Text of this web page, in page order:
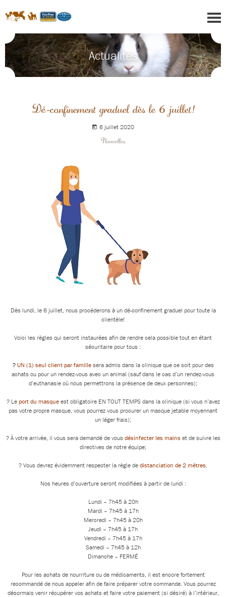
Actualités
Dé-confinement graduel dès le 6 juillet!
6 juillet 2020
Nouvelles
Dès lundi, le 6 juillet, nous procéderons à un dé-confinement graduel pour toute la
clientèle!
Voici les règles qui seront instaurées afin de rendre cela possible tout en étant
sécuritaire pour tous :
? UN (1) seul client par famillesera admis dans la clinique que ce soit pour des
achats ou pour un rendez-vous avec un animal (sauf dans le cas d’un rendez-vous
d’euthanasie où nous permettrons la présence de deux personnes);
?Le port du masqueest obligatoire EN TOUT TEMPS dans la clinique (si vous n’avez
pas votre propre masque, vous pourrez vous procurer un masque jetable moyennant
un léger frais);
?À votre arrivée, il vous sera demandé de vous désinfecter les mainset de suivre les
directives de notre équipe;
? Vous devrez évidemment respecter la règle de distanciation de 2 mètres
Nos heures d’ouverture seront modifiées à partir de lundi :
Lundi – 7h45 à 20h
Mardi – 7h45 à 17h
Mercredi – 7h45 à 20h
Jeudi – 7h45 à 17h
Vendredi – 7h45 à 17h
Samedi – 7h45 à 12h
Dimanche – FERMÉ
Pour les achats de nourriture ou de médicaments, il est encore fortement
recommandé de nous appeler afin de faire préparer votre commande. Vous pourrez
désormais venir récupérer vos achats et faire votre paiement (si désiré) à l’intérieur,